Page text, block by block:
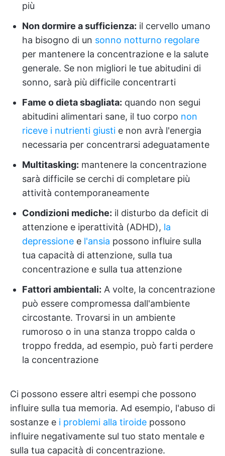
più
Non dormire a sufficienza: il cervello umano
ha bisogno di un sonno notturno regolare
per mantenere la concentrazione e la salute
generale. Se non migliori le tue abitudini di
sonno, sarà più difficile concentrarti
Fame o dieta sbagliata: quando non segui
abitudini alimentari sane, il tuo corpo non
riceve i nutrienti giusti e non avrà l'energia
necessaria per concentrarsi adeguatamente
Multitasking: mantenere la concentrazione
sarà difficile se cerchi di completare più
attività contemporaneamente
Condizioni mediche: il disturbo da deficit di
attenzione e iperattività (ADHD), la
depressione e l'ansia possono influire sulla
tua capacità di attenzione, sulla tua
concentrazione e sulla tua attenzione
Fattori ambientali: A volte, la concentrazione
può essere compromessa dall'ambiente
circostante. Trovarsi in un ambiente
rumoroso o in una stanza troppo calda o
troppo fredda, ad esempio, può farti perdere
la concentrazione
Ci possono essere altri esempi che possono
influire sulla tua memoria. Ad esempio, l'abuso di
sostanze e i problemi alla tiroide possono
influire negativamente sul tuo stato mentale e
sulla tua capacità di concentrazione.